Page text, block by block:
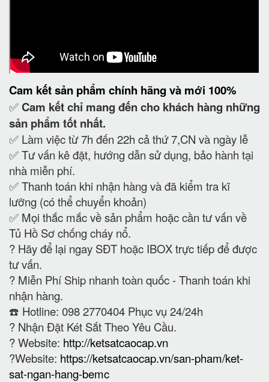
Cam kếtsản phẩm chính hãng và mới 100%
✅ Cam kếtchỉ mang đến cho khách hàng những
sản phẩm tốt nhất.
✅ Làm việc từ 7h đến 22h cả thứ 7,CN và ngày lễ
✅ Tư vấn kê đặt, hướng dẫn sử dụng, bảo hành tại
nhà miễn phí.
✅ Thanh toán khi nhận hàng và đã kiểm tra kĩ
lưỡng (có thể chuyển khoản)
✅ Mọi thắc mắc về sản phẩm hoặc cần tư vấn về
Tủ Hồ Sơ chống cháy nổ.
? Hãy để lại ngay SĐT hoặc IBOX trực tiếp để được
tư vấn.
? Miễn Phí Ship nhanh toàn quốc - Thanh toán khi
nhận hàng.
☎️ Hotline: 098 2770404 Phục vụ 24/24h
? Nhận Đặt Két Sắt Theo Yêu Cầu.
? Website: http://ketsatcaocap.vn
?Website: https://ketsatcaocap.vn/san-pham/ket-
sat-ngan-hang-bemc